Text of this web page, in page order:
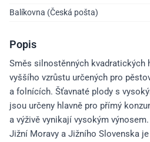
Balíkovna (Česká pošta)
Popis
Směs silnostěnných kvadratických
vyššího vzrůstu určených pro
a folnících. Šťavnaté plody s
jsou určeny hlavně pro přímý
a výživě vynikají vysokým
Jižní Moravy a Jižního Slovenska